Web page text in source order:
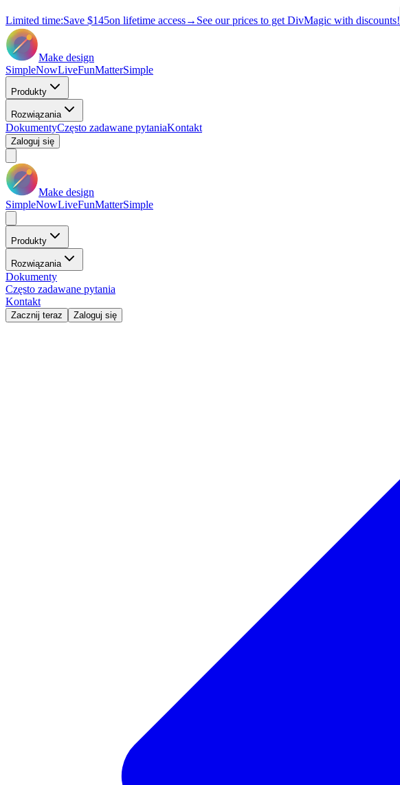
Limited time:Save $145on lifetime access→ See our prices to get DivMagic with discounts!
Make design
SimpleNowLiveFunMatterSimple
Produkty
Rozwiązania
DokumentyCzęsto zadawane pytaniaKontakt
Zaloguj się
Make design
SimpleNowLiveFunMatterSimple
Produkty
Rozwiązania
Dokumenty
Często zadawane pytania
Kontakt
Zacznij teraz Zaloguj się